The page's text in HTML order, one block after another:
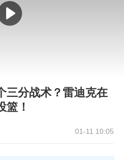
三分战术？雷迪克在
篮！
01-11 10:05